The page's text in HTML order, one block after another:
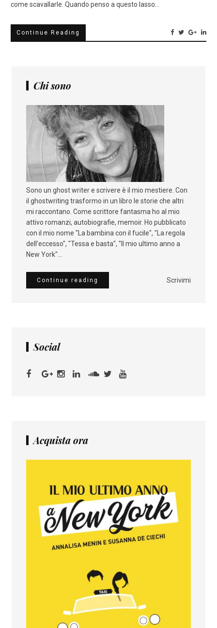
come scavallarle. Quando penso a questo lasso…
Continue Reading
Chi sono
Sono un ghost writer e scrivere è il mio mestiere. Con
il ghostwriting trasformo in un libro le storie che altri
mi raccontano. Come scrittore fantasma ho al mio
attivo romanzi, autobiografie, memoir. Ho pubblicato
con il mio nome "La bambina con il fucile", "La regola
dell’eccesso", "Tessa e basta", "Il mio ultimo anno a
New York"...
Scrivimi
Continue reading
Social
Acquista ora